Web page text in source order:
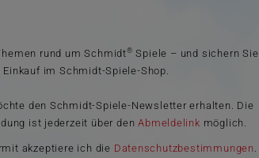
rund um Schmidt® Spiele – und sichern Sie
im Schmidt-Spiele-Shop.
den Schmidt-Spiele-Newsletter erhalten. Die
ist jederzeit über denAbmeldelink möglich.
akzeptiere ich die Datenschutzbestimmungen .